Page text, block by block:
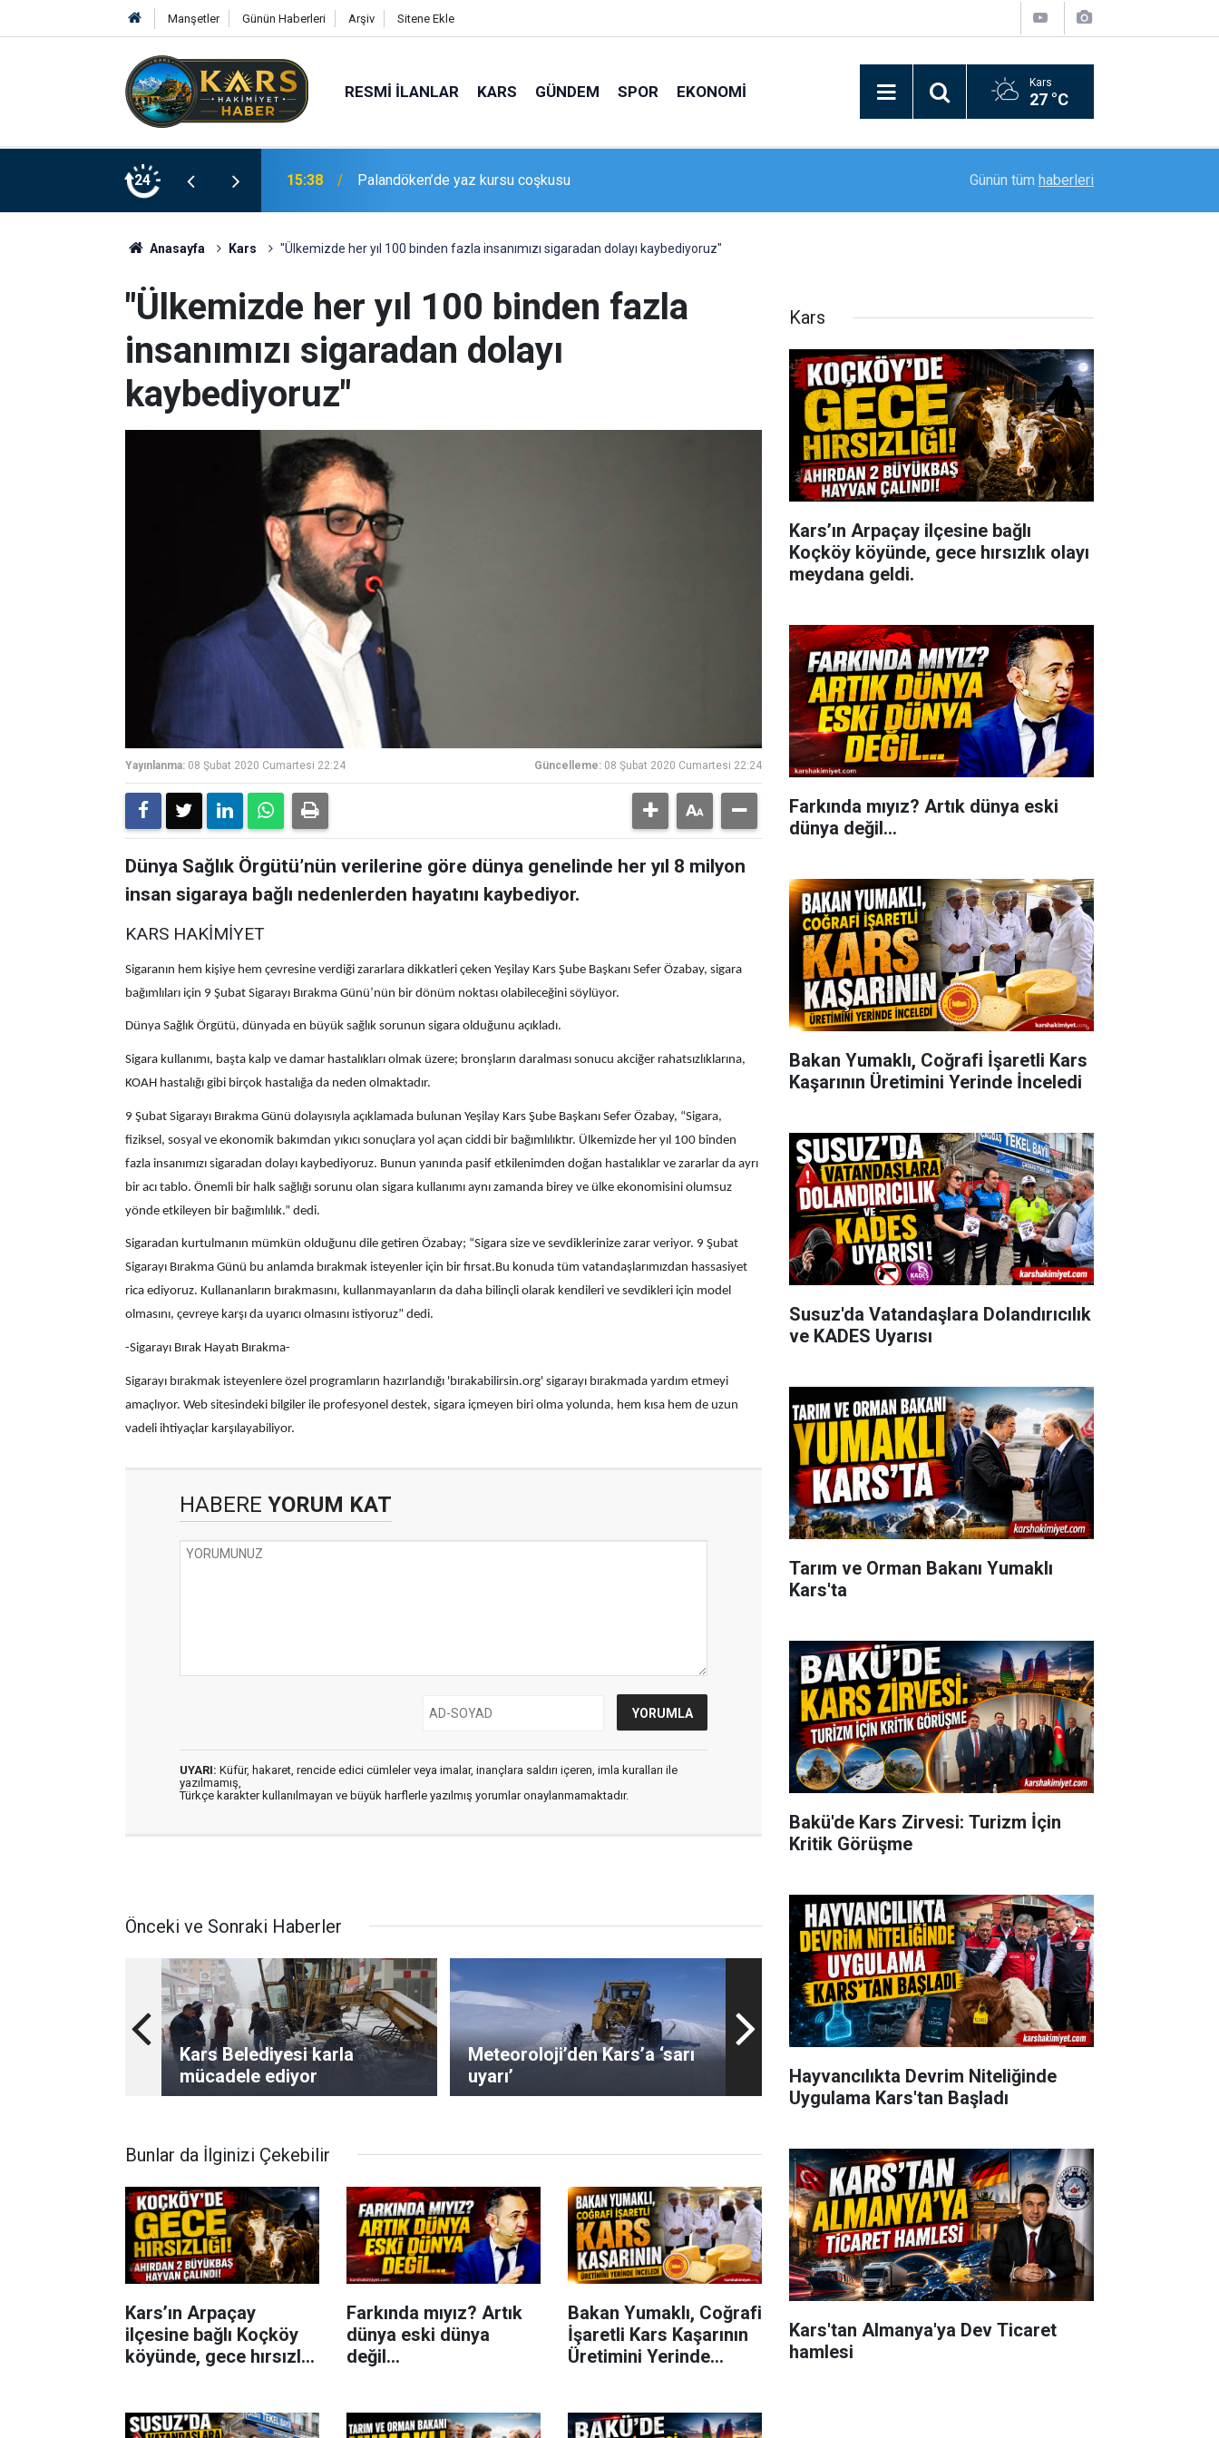
Manşetler Günün Haberleri Arşiv Sitene Ekle
RESMI İLANLAR KARS GÜNDEM SPOR EKONOMI Kars
27 °C
24 15:15 Elazığ’da otomobilin çarptığı yaya yaralandı Günün tüm haberleri
Anasayfa Kars "Ülkemizde her yıl 100 binden fazla insanımızı sigaradan dolayı kaybediyoruz"
"Ülkemizde her yıl 100 binden fazla
insanımızı sigaradan dolayı
kaybediyoruz"
Yayınlanma: 08 Şubat 2020 Cumartesi 22:24 Güncelleme: 08 Şubat 2020 Cumartesi 22:24
Dünya Sağlık Örgütü’nün verilerine göre dünya genelinde her yıl 8 milyon
insan sigaraya bağlı nedenlerden hayatını kaybediyor.
KARS HAKİMİYET
Sigaranın hem kişiye hem çevresine verdiği zararlara dikkatleri çeken Yeşilay Kars Şube Başkanı Sefer Özabay, sigara
bağımlıları için 9 Şubat Sigarayı Bırakma Günü’nün bir dönüm noktası olabileceğini söylüyor.
Dünya Sağlık Örgütü, dünyada en büyük sağlık sorunun sigara olduğunu açıkladı.
Sigara kullanımı, başta kalp ve damar hastalıkları olmak üzere; bronşların daralması sonucu akciğer rahatsızlıklarına,
KOAH hastalığı gibi birçok hastalığa da neden olmaktadır.
9 Şubat Sigarayı Bırakma Günü dolayısıyla açıklamada bulunan Yeşilay Kars Şube Başkanı Sefer Özabay, “Sigara,
fiziksel, sosyal ve ekonomik bakımdan yıkıcı sonuçlara yol açan ciddi bir bağımlılıktır. Ülkemizde her yıl 100 binden
fazla insanımızı sigaradan dolayı kaybediyoruz. Bunun yanında pasif etkilenimden doğan hastalıklar ve zararlar da ayrı
bir acı tablo. Önemli bir halk sağlığı sorunu olan sigara kullanımı aynı zamanda birey ve ülke ekonomisini olumsuz
yönde etkileyen bir bağımlılık.” dedi.
Sigaradan kurtulmanın mümkün olduğunu dile getiren Özabay; “Sigara size ve sevdiklerinize zarar veriyor. 9 Şubat
Sigarayı Bırakma Günü bu anlamda bırakmak isteyenler için bir fırsat.Bu konuda tüm vatandaşlarımızdan hassasiyet
rica ediyoruz. Kullananların bırakmasını, kullanmayanların da daha bilinçli olarak kendileri ve sevdikleri için model
olmasını, çevreye karşı da uyarıcı olmasını istiyoruz” dedi.
-Sigarayı Bırak Hayatı Bırakma-
Sigarayı bırakmak isteyenlere özel programların hazırlandığı 'bırakabilirsin.org' sigarayı bırakmada yardım etmeyi
amaçlıyor. Web sitesindeki bilgiler ile profesyonel destek, sigara içmeyen biri olma yolunda, hem kısa hem de uzun
vadeli ihtiyaçlar karşılayabiliyor.
HABERE YORUM KAT
UYARI: Küfür, hakaret, rencide edici cümleler veya imalar, inançlara saldırı içeren, imla kuralları ile
yazılmamış,
Türkçe karakter kullanılmayan ve büyük harflerle yazılmış yorumlar onaylanmamaktadır.
Önceki ve Sonraki Haberler
Kars Belediyesi karla
mücadele ediyor
Meteoroloji’den Kars’a ‘sarı
uyarı’
Bunlar da İlginizi Çekebilir
Kars’ın Arpaçay
ilçesine bağlı Koçköy
köyünde, gece hırsızlık
Farkında mıyız? Artık
dünya eski dünya
değil...
Bakan Yumaklı, Coğrafi
İşaretli Kars Kaşarının
Üretimini Yerinde
Kars
Kars’ın Arpaçay ilçesine bağlı
Koçköy köyünde, gece hırsızlık olayı
meydana geldi.
Farkında mıyız? Artık dünya eski
dünya değil...
Bakan Yumaklı, Coğrafi İşaretli Kars
Kaşarının Üretimini Yerinde İnceledi
Susuz'da Vatandaşlara Dolandırıcılık
ve KADES Uyarısı
Tarım ve Orman Bakanı Yumaklı
Kars'ta
Bakü'de Kars Zirvesi: Turizm İçin
Kritik Görüşme
Hayvancılıkta Devrim Niteliğinde
Uygulama Kars'tan Başladı
Kars'tan Almanya'ya Dev Ticaret
hamlesi